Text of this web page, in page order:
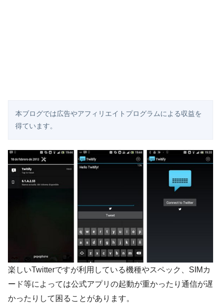
本ブログでは広告やアフィリエイトプログラムによる収益を
得ています。
楽しいTwitterですが利用している機種やスペック、SIMカ
ード等によっては公式アプリの起動が重かったり通信が遅
かったりして困ることがあります。